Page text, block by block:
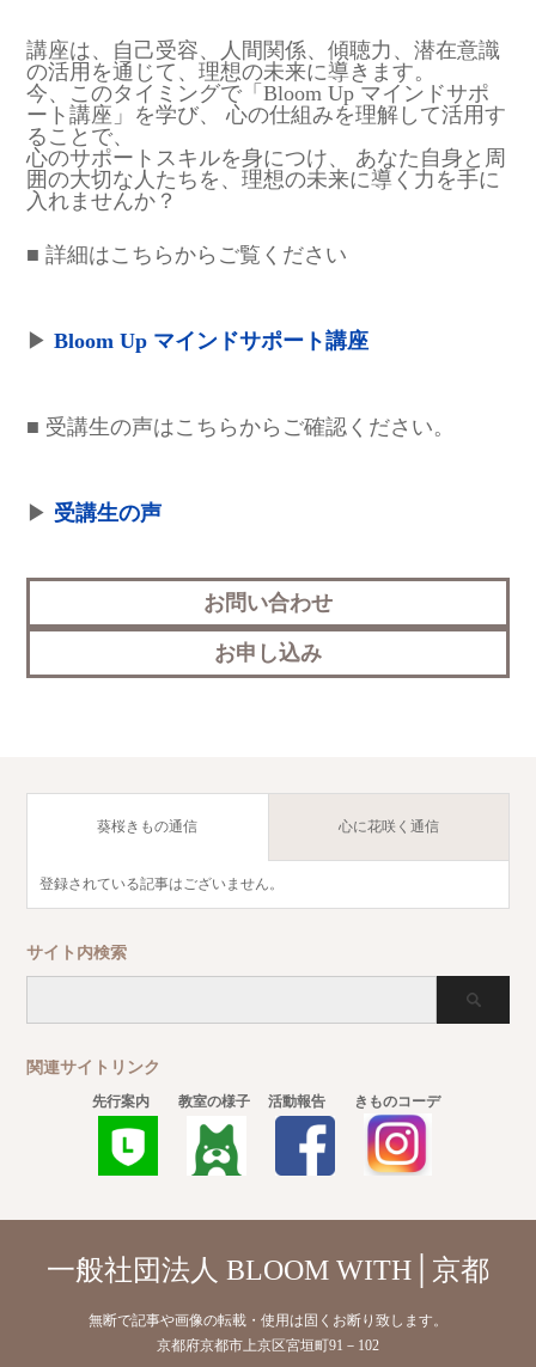
講座は、自己受容、人間関係、傾聴力、潜在意識
の活用を通じて、理想の未来に導きます。
今、このタイミングで「Bloom Up マインドサポ
ート講座」を学び、 心の仕組みを理解して活用す
ることで、
心のサポートスキルを身につけ、 あなた自身と周
囲の大切な人たちを、理想の未来に導く力を手に
入れませんか？
■ 詳細はこちらからご覧ください
▶ Bloom Up マインドサポート講座
■ 受講生の声はこちらからご確認ください。
▶ 受講生の声
お問い合わせ
お申し込み
葵桜きもの通信 心に花咲く通信
登録されている記事はございません。
サイト内検索
関連サイトリンク
先行案内 教室の様子 活動報告 きものコーデ
一般社団法人 BLOOM WITH│京都
無断で記事や画像の転載・使用は固くお断り致します。
京都府京都市上京区宮垣町91－102